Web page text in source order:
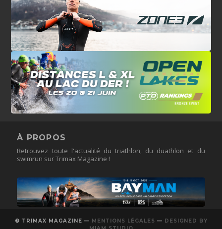
À PROPOS
Retrouvez toute l'actualité du triathlon, du duathlon et du
swimrun sur Trimax Magazine !
© TRIMAX MAGAZINE — MENTIONS LÉGALES — DESIGNED BY